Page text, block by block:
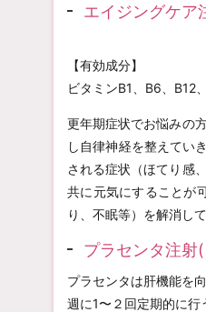
エイジングケア
【有効成分】
ビタミンB1、B6、B12
更年期症状でお悩みの
し自律神経を整えてい
される症状（ほてり感
共に元気にすることが
り、不眠等）を解消し
プラセンタ注射
プラセンタは肝機能を
週に1〜２回定期的に行